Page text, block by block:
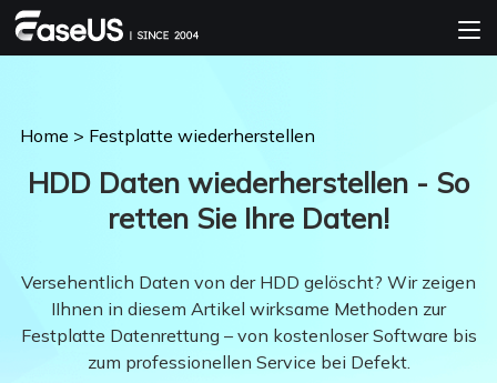
Home > Festplatte wiederherstellen
HDD Daten wiederherstellen - So
retten Sie Ihre Daten!
Versehentlich Daten von der HDD gelöscht? Wir zeigen
IIhnen in diesem Artikel wirksame Methoden zur
Festplatte Datenrettung – von kostenloser Software bis
zum professionellen Service bei Defekt.